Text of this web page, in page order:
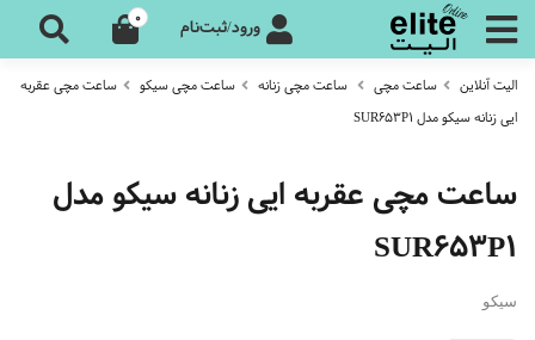
ورود/ثبت‌نام 0
الیت آنلاین ساعت مچی ساعت مچی زنانه ساعت مچی سیکو
ساعت مچی عقربه
ایی زنانه سیکو مدل SUR653P1
ساعت مچی عقربه ایی زنانه سیکو مدل
SUR653P1
سیکو